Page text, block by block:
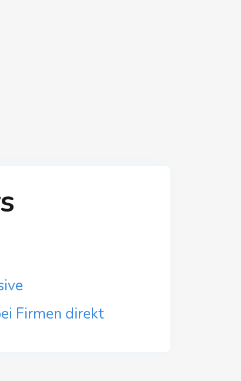
Firmen direkt